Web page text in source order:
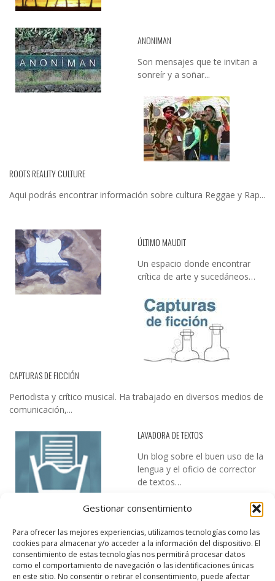
Gestionar consentimiento
Para ofrecer las mejores experiencias, utilizamos tecnologías como las
cookies para almacenar y/o acceder a la información del dispositivo. El
consentimiento de estas tecnologías nos permitirá procesar datos
como el comportamiento de navegación o las identificaciones únicas
en este sitio. No consentir o retirar el consentimiento, puede afectar
ANONIMAN
Son mensajes que te invitan a
sonreír y a soñar...
ROOTS REALITY CULTURE
Aqui podrás encontrar información sobre cultura Reggae y Rap...
ÚLTIMO MAUDIT
Un espacio donde encontrar
crítica de arte y sucedáneos…
CAPTURAS DE FICCIÓN
Periodista y crítico musical. Ha trabajado en diversos medios de
comunicación,...
LAVADORA DE TEXTOS
Un blog sobre el buen uso de la
lengua y el oficio de corrector
de textos…